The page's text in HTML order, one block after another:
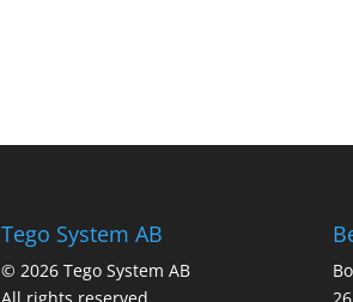
Tego System AB
© 2026 Tego System AB